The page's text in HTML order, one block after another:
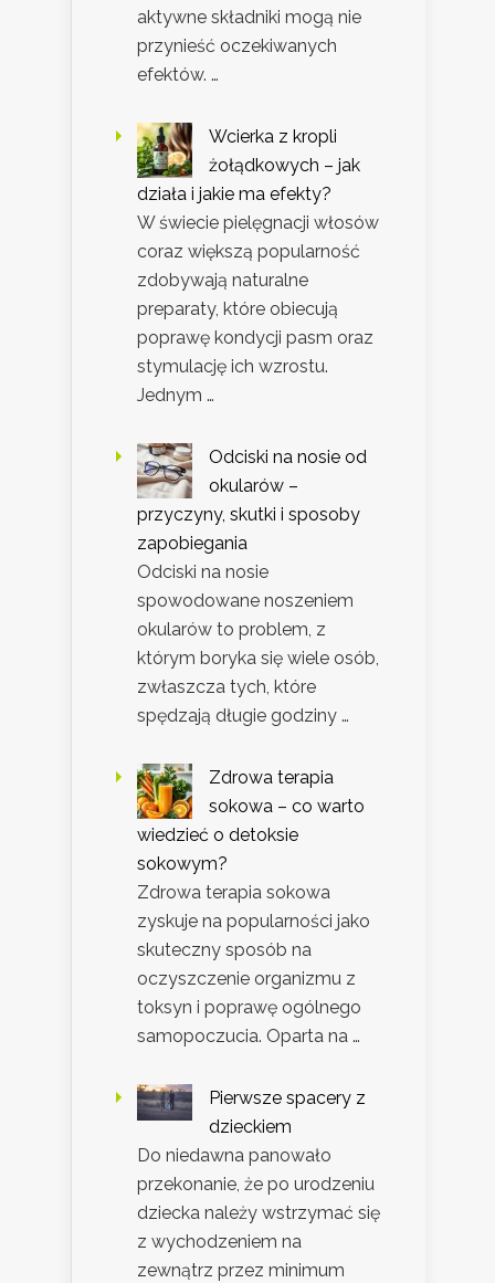
aktywne składniki mogą nie
przynieść oczekiwanych
efektów. …
Wcierka z kropli
żołądkowych – jak
działa i jakie ma efekty?
W świecie pielęgnacji włosów
coraz większą popularność
zdobywają naturalne
preparaty, które obiecują
poprawę kondycji pasm oraz
stymulację ich wzrostu.
Jednym …
Odciski na nosie od
okularów –
przyczyny, skutki i sposoby
zapobiegania
Odciski na nosie
spowodowane noszeniem
okularów to problem, z
którym boryka się wiele osób,
zwłaszcza tych, które
spędzają długie godziny …
Zdrowa terapia
sokowa – co warto
wiedzieć o detoksie
sokowym?
Zdrowa terapia sokowa
zyskuje na popularności jako
skuteczny sposób na
oczyszczenie organizmu z
toksyn i poprawę ogólnego
samopoczucia. Oparta na …
Pierwsze spacery z
dzieckiem
Do niedawna panowało
przekonanie, że po urodzeniu
dziecka należy wstrzymać się
z wychodzeniem na
zewnątrz przez minimum